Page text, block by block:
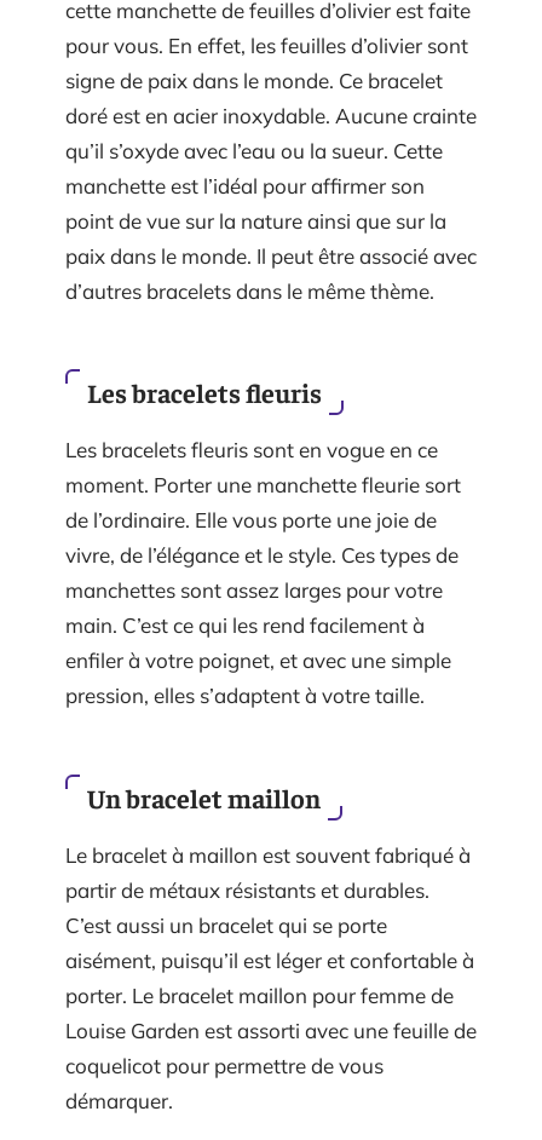
cette manchette de feuilles d’olivier est faite
pour vous. En effet, les feuilles d’olivier sont
signe de paix dans le monde. Ce bracelet
doré est en acier inoxydable. Aucune crainte
qu’il s’oxyde avec l’eau ou la sueur. Cette
manchette est l’idéal pour affirmer son
point de vue sur la nature ainsi que sur la
paix dans le monde. Il peut être associé avec
d’autres bracelets dans le même thème.
Les bracelets fleuris
Les bracelets fleuris sont en vogue en ce
moment. Porter une manchette fleurie sort
de l’ordinaire. Elle vous porte une joie de
vivre, de l’élégance et le style. Ces types de
manchettes sont assez larges pour votre
main. C’est ce qui les rend facilement à
enfiler à votre poignet, et avec une simple
pression, elles s’adaptent à votre taille.
Un bracelet maillon
Le bracelet à maillon est souvent fabriqué à
partir de métaux résistants et durables.
C’est aussi un bracelet qui se porte
aisément, puisqu’il est léger et confortable à
porter. Le bracelet maillon pour femme de
Louise Garden est assorti avec une feuille de
coquelicot pour permettre de vous
démarquer.